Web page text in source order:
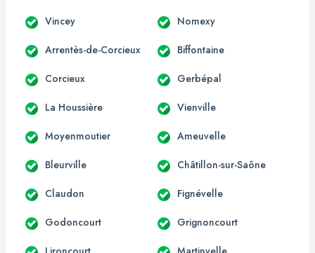
Vincey Nomexy
Arrentès-de-Corcieux Biffontaine
Corcieux Gerbépal
La Houssière Vienville
Moyenmoutier Ameuvelle
Bleurville Châtillon-sur-Saône
Claudon Fignévelle
Godoncourt Grignoncourt